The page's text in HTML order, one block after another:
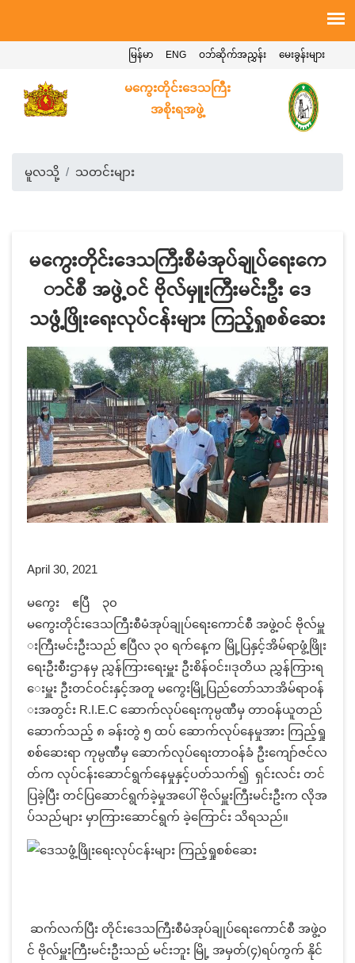
မေးခွန်းများ
ဝဘ်ဆိုက်အညွှန်း
ENG
မြန်မာ
မကွေးတိုင်းဒေသကြီး
အစိုးရအဖွဲ့
မူလသို့ သတင်းများ
မကွေးတိုင်းဒေသကြီးစီမံအုပ်ချုပ်ရေးကေ
ာင်စီ အဖွဲ့ဝင် ဗိုလ်မှူးကြီးမင်းဦး ဒေ
သဖွံ့ဖြိုးရေးလုပ်ငန်းများ ကြည့်ရှုစစ်ဆေး
April 30, 2021
မကွေး ဧပြီ ၃၀
မကွေးတိုင်းဒေသကြီးစီမံအုပ်ချုပ်ရေးကောင်စီ အဖွဲ့ဝင် ဗိုလ်မှူ
းကြီးမင်းဦးသည် ဧပြီလ ၃၀ ရက်နေ့က မြို့ပြနှင့်အိမ်ရာဖွံ့ဖြိုး
ရေးဦးစီးဌာနမှ ညွှန်ကြားရေးမှူး ဦးစိန်ဝင်း၊ဒုတိယ ညွှန်ကြားရ
ေးမှူး ဦးတင်ဝင်းနှင့်အတူ မကွေးမြို့ပြည်တော်သာအိမ်ရာဝန်
းအတွင်း R.I.E.C ဆောက်လုပ်ရေးကုမ္ပဏီမှ တာဝန်ယူတည်
ဆောက်သည့် ၈ ခန်းတွဲ ၅ ထပ် ဆောက်လုပ်နေမှုအား ကြည့်ရှု
စစ်ဆေးရာ ကုမ္ပဏီမှ ဆောက်လုပ်ရေးတာဝန်ခံ ဦးကျော်ဇင်လ
တ်က လုပ်ငန်းဆောင်ရွက်နေမှုနှင့်ပတ်သက်၍ ရှင်းလင်း တင်
ပြခဲ့ပြီး တင်ပြဆောင်ရွက်ခဲ့မှုအပေါ် ဗိုလ်မှူးကြီးမင်းဦးက လိုအ
ပ်သည်များ မှာကြားဆောင်ရွက် ခဲ့ကြောင်း သိရသည်။
ဆက်လက်ပြီး တိုင်းဒေသကြီးစီမံအုပ်ချုပ်ရေးကောင်စီ အဖွဲ့ဝ
င် ဗိုလ်မှူးကြီးမင်းဦးသည် မင်းဘူး မြို့ အမှတ်(၄)ရပ်ကွက် နိုင်